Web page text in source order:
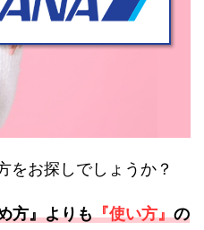
をお探しでしょうか？
方』よりも『使い方』の